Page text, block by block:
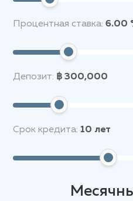
Процентная ставка: 6.00
Депозит: ฿ 300,000
Срок кредита: 10 лет